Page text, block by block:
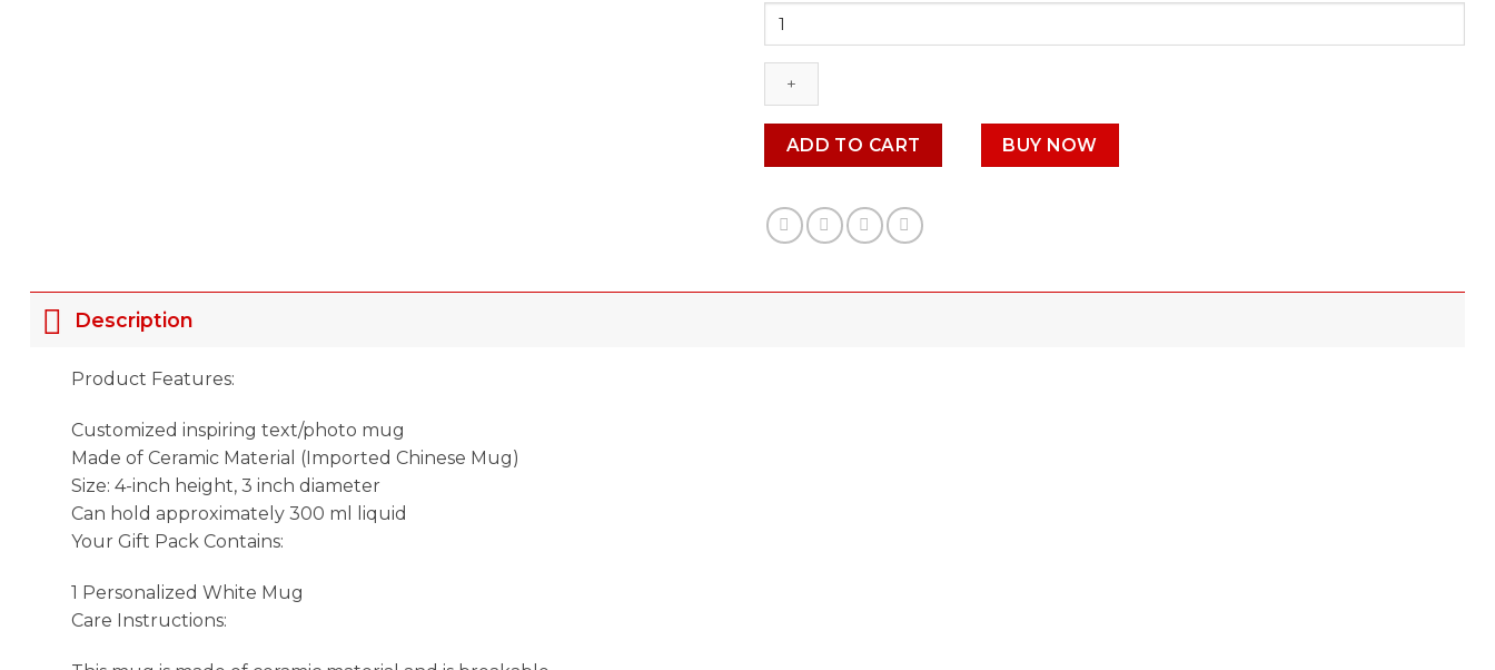
Customize
Mug
PM001
ADD TO CART BUY NOW
Description
Product Features:
Customized inspiring text/photo mug
Made of Ceramic Material (Imported Chinese Mug)
Size: 4-inch height, 3 inch diameter
Can hold approximately 300 ml liquid
Your Gift Pack Contains:
1 Personalized White Mug
Care Instructions: